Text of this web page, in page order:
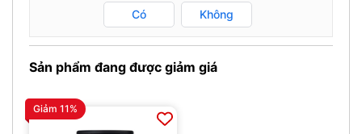
Có Không
Sản phẩm đang được giảm giá
Giảm 11%